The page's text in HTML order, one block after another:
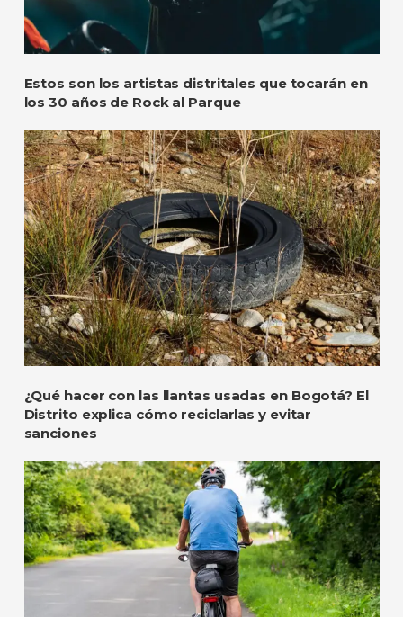
Estos son los artistas distritales que tocarán en
los 30 años de Rock al Parque
¿Qué hacer con las llantas usadas en Bogotá? El
Distrito explica cómo reciclarlas y evitar
sanciones